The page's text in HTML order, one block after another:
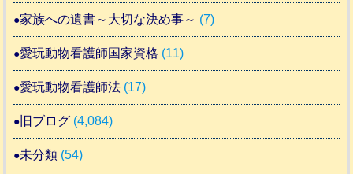
家族への遺書～大切な決め事～ (7)
愛玩動物看護師国家資格 (11)
愛玩動物看護師法 (17)
旧ブログ (4,084)
未分類 (54)